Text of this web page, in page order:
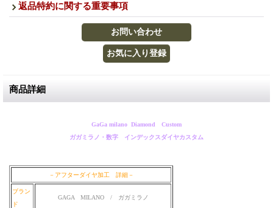
返品特約に関する重要事項
商品詳細
GaGa milano Diamond Custom
ガガミラノ・数字 インデックスダイヤカスタム
－アフターダイヤ加工 詳細－
ブラン
ド
GAGA MILANO / ガガミラノ